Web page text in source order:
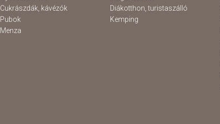
Cukrászdák, kávézók
Pubok
Menza
Diákotthon, turistaszálló
Kemping